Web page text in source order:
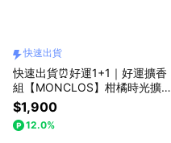
快速出貨
快速出貨⏰好運1+1｜好運擴香
組【MONCLOS】柑橘時光擴香
禮盒組 贈品牌提袋 新品上市 韓
國熱銷
$1,900
12.0%